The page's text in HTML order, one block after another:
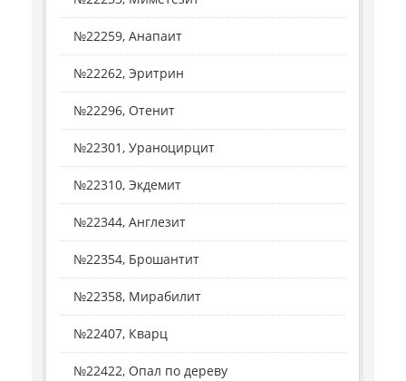
№22259, Анапаит
№22262, Эритрин
№22296, Отенит
№22301, Ураноцирцит
№22310, Экдемит
№22344, Англезит
№22354, Брошантит
№22358, Мирабилит
№22407, Кварц
№22422, Опал по дереву